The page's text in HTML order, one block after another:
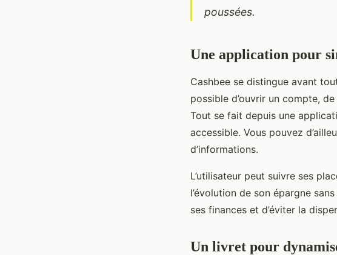
poussées.
Une application pour
Cashbee se distingue avant
possible d’ouvrir un compte,
Tout se fait depuis une
accessible. Vous pouvez
d’informations.
L’utilisateur peut suivre ses
l’évolution de son épargne
ses finances et d’éviter la
Un livret pour